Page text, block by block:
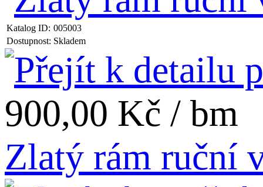
Katalog ID: 005003
Dostupnost: Skladem
900,00 Kč / bm
Zlatý rám ruční